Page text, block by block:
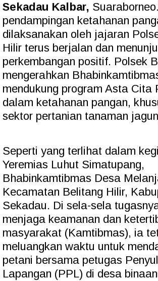
Sekadau Kalbar,
pendampingan ketahanan
dilaksanakan oleh jajaran
Hilir terus berjalan dan
perkembangan positif. Polsek
mengerahkan
mendukung program Asta Cita
dalam ketahanan pangan,
sektor pertanian tanaman
Seperti yang terlihat dalam
Yeremias Luhut Simatupang,
Bhabinkamtibmas Desa
Kecamatan Belitang Hilir,
Sekadau. Di sela-sela
menjaga keamanan dan
masyarakat (Kamtibmas), ia
meluangkan waktu untuk
petani bersama petugas
Lapangan (PPL) di desa